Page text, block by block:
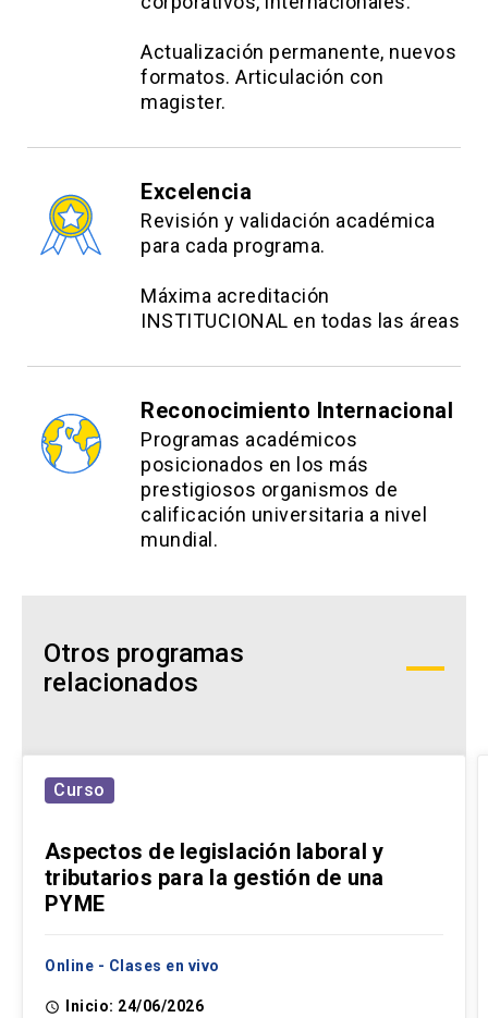
Actualización permanente, nuevos
formatos. Articulación con
magister.
Excelencia
Revisión y validación académica
para cada programa.
Máxima acreditación
INSTITUCIONAL en todas las áreas
Reconocimiento Internacional
Programas académicos
posicionados en los más
prestigiosos organismos de
calificación universitaria a nivel
mundial.
Otros programas
relacionados
Curso
Aspectos de legislación laboral y
tributarios para la gestión de una
PYME
Online - Clases en vivo
access_time
Inicio: 24/06/2026